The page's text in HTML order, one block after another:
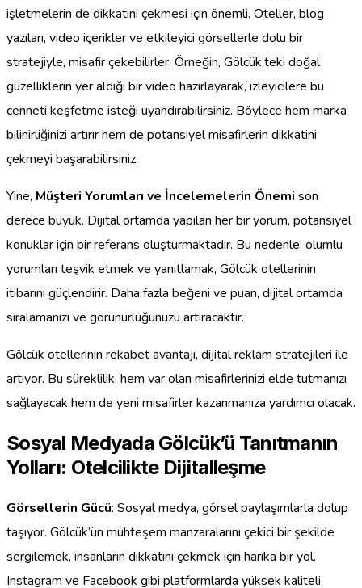
işletmelerin de dikkatini çekmesi için önemli. Oteller, blog
yazıları, video içerikler ve etkileyici görsellerle dolu bir
stratejiyle, misafir çekebilirler. Örneğin, Gölcük’teki doğal
güzelliklerin yer aldığı bir video hazırlayarak, izleyicilere bu
cenneti keşfetme isteği uyandırabilirsiniz. Böylece hem marka
bilinirliğinizi artırır hem de potansiyel misafirlerin dikkatini
çekmeyi başarabilirsiniz.
Yine, Müşteri Yorumları ve İncelemelerin Önemi son
derece büyük. Dijital ortamda yapılan her bir yorum, potansiyel
konuklar için bir referans oluşturmaktadır. Bu nedenle, olumlu
yorumları teşvik etmek ve yanıtlamak, Gölcük otellerinin
itibarını güçlendirir. Daha fazla beğeni ve puan, dijital ortamda
sıralamanızı ve görünürlüğünüzü artıracaktır.
Gölcük otellerinin rekabet avantajı, dijital reklam stratejileri ile
artıyor. Bu süreklilik, hem var olan misafirlerinizi elde tutmanızı
sağlayacak hem de yeni misafirler kazanmanıza yardımcı olacak.
Sosyal Medyada Gölcük’ü Tanıtmanın
Yolları: Otelcilikte Dijitalleşme
Görsellerin Gücü: Sosyal medya, görsel paylaşımlarla dolup
taşıyor. Gölcük’ün muhteşem manzaralarını çekici bir şekilde
sergilemek, insanların dikkatini çekmek için harika bir yol.
Instagram ve Facebook gibi platformlarda yüksek kaliteli